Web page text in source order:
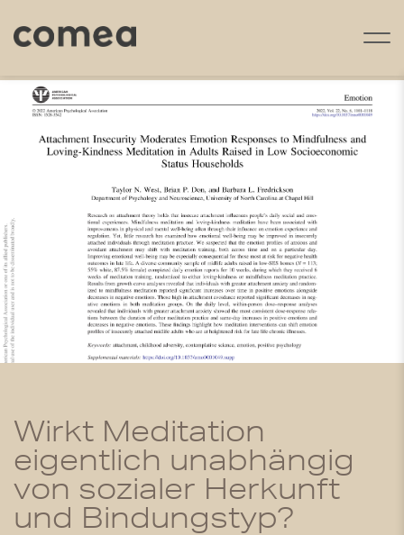
Wirkt Meditation
eigentlich unabhängig
von sozialer Herkunft
und Bindungstyp?